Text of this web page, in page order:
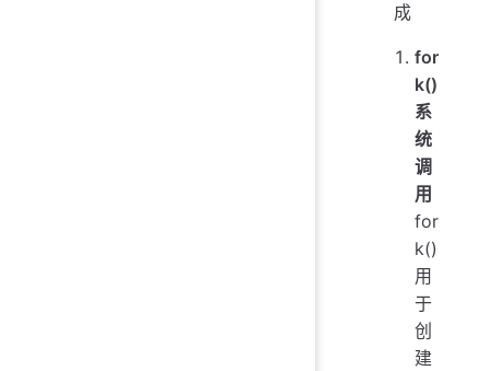
成
for
k()
系
统
调
用
for
k()
用
于
创
建